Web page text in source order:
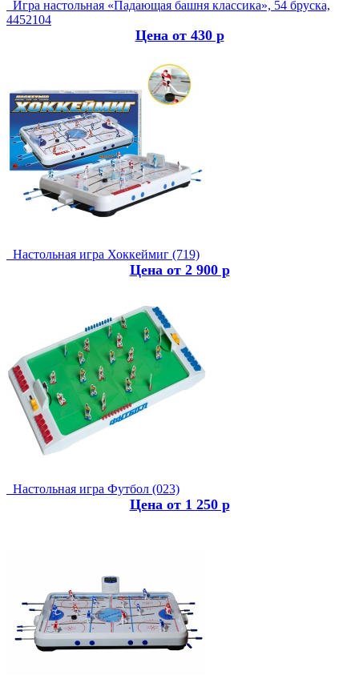
Игра настольная «Падающая башня классика», 54 бруска,
4452104
Цена от 430 р
Настольная игра Хоккеймиг (719)
Цена от 2 900 р
Настольная игра Футбол (023)
Цена от 1 250 р